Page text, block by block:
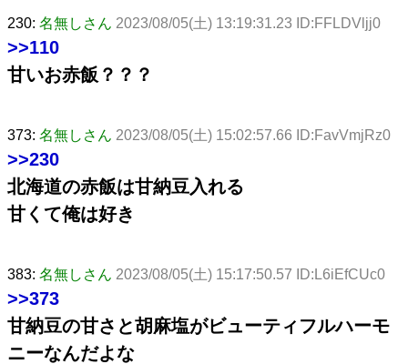
230: 名無しさん 2023/08/05(土) 13:19:31.23 ID:FFLDVljj0
>>110
甘いお赤飯？？？
373: 名無しさん 2023/08/05(土) 15:02:57.66 ID:FavVmjRz0
>>230
北海道の赤飯は甘納豆入れる
甘くて俺は好き
383: 名無しさん 2023/08/05(土) 15:17:50.57 ID:L6iEfCUc0
>>373
甘納豆の甘さと胡麻塩がビューティフルハーモ
ニーなんだよな